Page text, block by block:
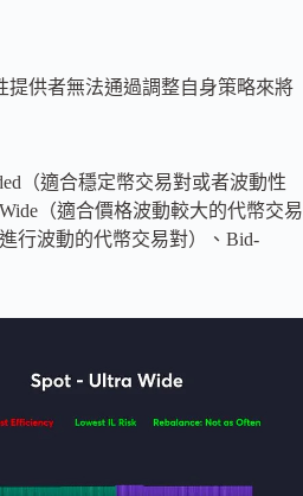
提供者無法通過調整自身策略來將
（適合穩定幣交易對或者波動性
（適合價格波動較大的代幣交易
行波動的代幣交易對）、Bid-